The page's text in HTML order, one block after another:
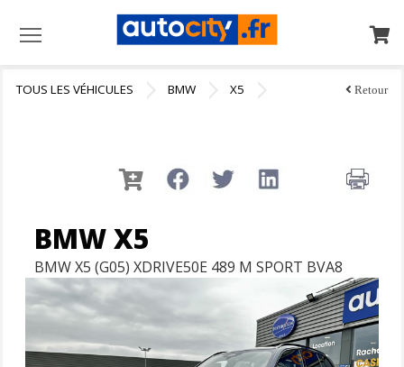
TOUS LES VÉHICULES BMW X5 Retour
BMW X5
BMW X5 (G05) XDRIVE50E 489 M SPORT BVA8